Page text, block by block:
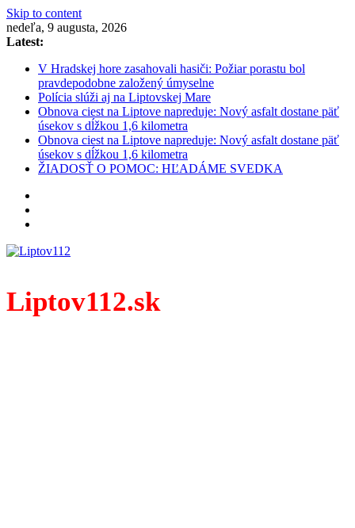
Skip to content
nedeľa, 9 augusta, 2026
Latest:
V Hradskej hore zasahovali hasiči: Požiar porastu bol
pravdepodobne založený úmyselne
Polícia slúži aj na Liptovskej Mare
Obnova ciest na Liptove napreduje: Nový asfalt dostane päť
úsekov s dĺžkou 1,6 kilometra
Obnova ciest na Liptove napreduje: Nový asfalt dostane päť
úsekov s dĺžkou 1,6 kilometra
ŽIADOSŤ O POMOC: HĽADÁME SVEDKA
Liptov112.sk